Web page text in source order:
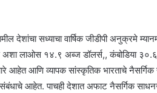
देशांचा सध्याचा वार्षिक जीडीपी
अशा लाओस १४.९ अब्ज डॉलर्स,, कंबोडिया
आहेत आणि व्यापक सांस्कृतिक भारताचे
आहेत. पाचही देशात अफाट नैसर्गिक